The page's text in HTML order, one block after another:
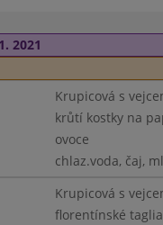
2021
Krupicová s
krůtí kostky na
ovoce
chlaz.voda, čaj,
Krupicová s
florentínské